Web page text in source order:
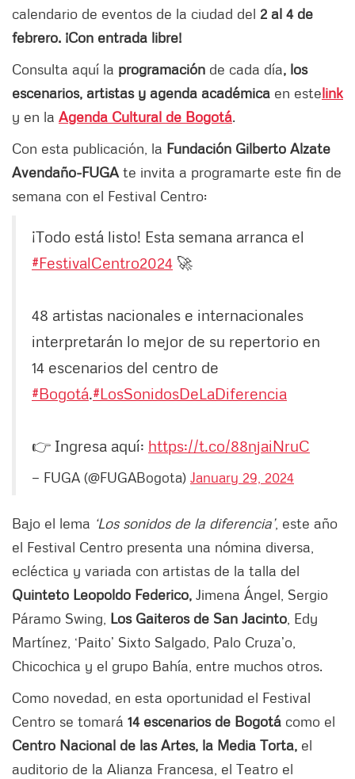
calendario de eventos de la ciudad del 2 al 4 de
febrero. ¡Con entrada libre!
Consulta aquí la programación de cada día, los
escenarios, artistas y agenda académica en estelink
y en la Agenda Cultural de Bogotá.
Con esta publicación, la Fundación Gilberto Alzate
Avendaño-FUGA te invita a programarte este fin de
semana con el Festival Centro:
¡Todo está listo! Esta semana arranca el
#FestivalCentro2024 🚀
48 artistas nacionales e internacionales
interpretarán lo mejor de su repertorio en
14 escenarios del centro de
#Bogotá.#LosSonidosDeLaDiferencia
👉 Ingresa aquí: https://t.co/88njaiNruC
— FUGA (@FUGABogota) January 29, 2024
Bajo el lema ‘Los sonidos de la diferencia’, este año
el Festival Centro presenta una nómina diversa,
ecléctica y variada con artistas de la talla del
Quinteto Leopoldo Federico, Jimena Ángel, Sergio
Páramo Swing, Los Gaiteros de San Jacinto , Edy
Martínez, ‘Paito’ Sixto Salgado, Palo Cruza’o,
Chicochica y el grupo Bahía, entre muchos otros.
Como novedad, en esta oportunidad el Festival
Centro se tomará 14 escenarios de Bogotá como el
Centro Nacional de las Artes, la Media Torta, el
auditorio de la Alianza Francesa, el Teatro el